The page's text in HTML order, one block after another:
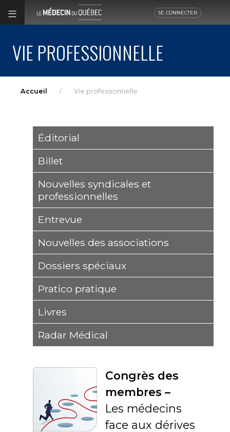
SE CONNECTER
VIE PROFESSIONNELLE
Accueil Vie professionnelle
Éditorial
Billet
Nouvelles syndicales et
professionnelles
Entrevue
Nouvelles des associations
Dossiers spéciaux
Pratico pratique
Livres
Radar Médical
Congrès des
membres –
Les médecins
face aux dérives